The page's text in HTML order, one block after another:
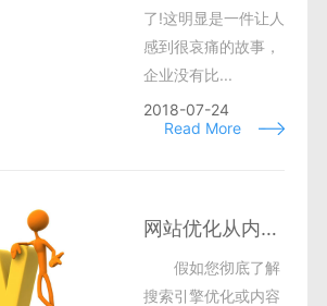
了!这明显是一件让人
感到很哀痛的故事，
企业没有比...
2018-07-24
Read More
网站优化从内部锚文本布局开始
假如您彻底了解
搜索引擎优化或内容